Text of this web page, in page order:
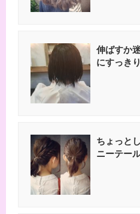
伸ばすか
にすっき
ちょっと
ニーテー